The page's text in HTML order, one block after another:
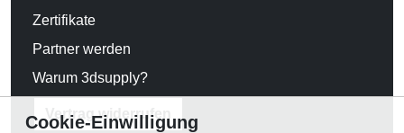
Zertifikate
Partner werden
Warum 3dsupply?
Vertrag widerrufen
Cookie-Einwilligung